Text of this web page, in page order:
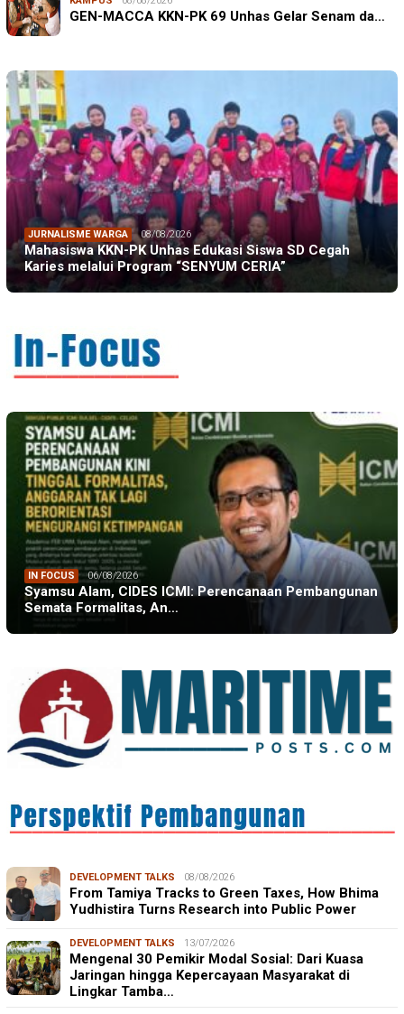
GEN-MACCA KKN-PK 69 Unhas Gelar Senam da…
JURNALISME WARGA 08/08/2026
Mahasiswa KKN-PK Unhas Edukasi Siswa SD Cegah
Karies melalui Program “SENYUM CERIA”
IN FOCUS 06/08/2026
Syamsu Alam, CIDES ICMI: Perencanaan Pembangunan
Semata Formalitas, An…
DEVELOPMENT TALKS 08/08/2026
From Tamiya Tracks to Green Taxes, How Bhima
Yudhistira Turns Research into Public Power
DEVELOPMENT TALKS 13/07/2026
Mengenal 30 Pemikir Modal Sosial: Dari Kuasa
Jaringan hingga Kepercayaan Masyarakat di
Lingkar Tamba…